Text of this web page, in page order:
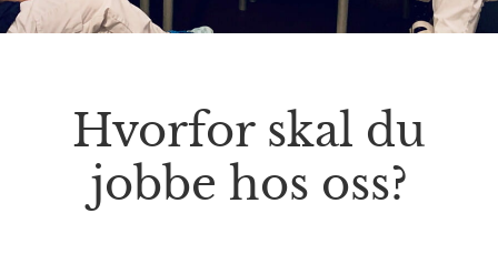
Hvorfor skal du
jobbe hos oss?